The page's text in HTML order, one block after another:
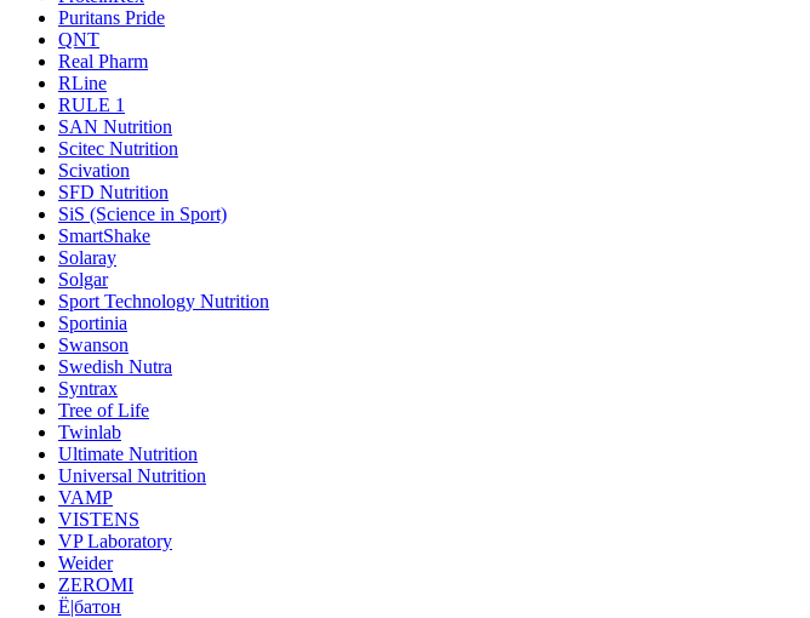
Puritans Pride
QNT
Real Pharm
RLine
RULE 1
SAN Nutrition
Scitec Nutrition
Scivation
SFD Nutrition
SiS (Science in Sport)
SmartShake
Solaray
Solgar
Sport Technology Nutrition
Sportinia
Swanson
Swedish Nutra
Syntrax
Tree of Life
Twinlab
Ultimate Nutrition
Universal Nutrition
VAMP
VISTENS
VP Laboratory
Weider
ZEROMI
Ё|батон